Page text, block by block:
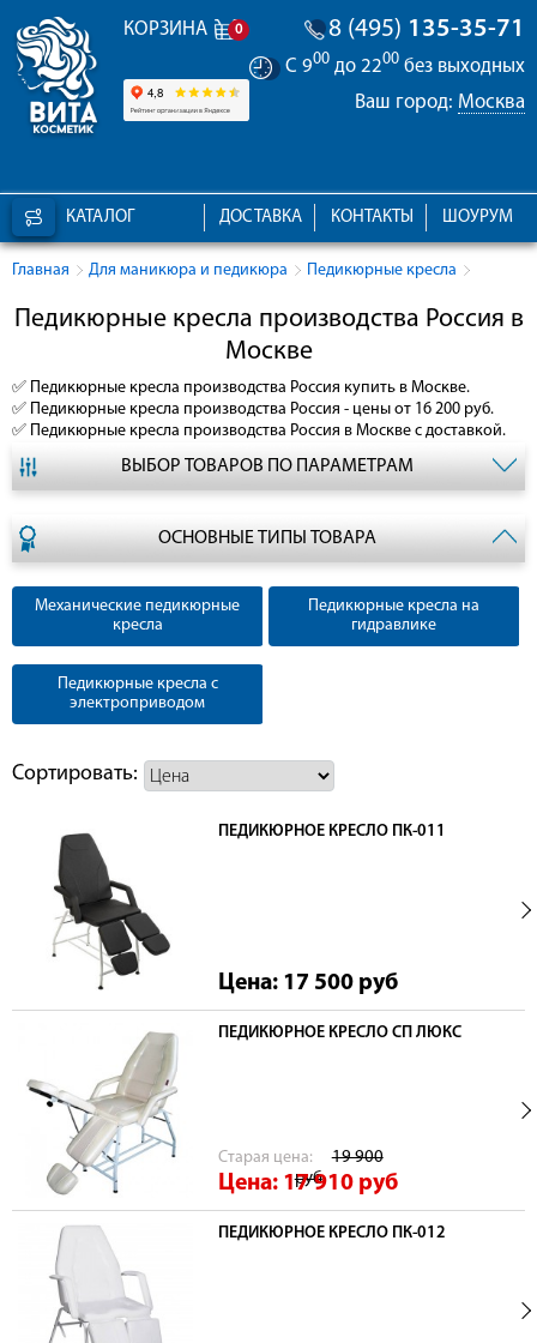
КОРЗИНА 0 8 (495) 135-35-71
С 900 до 2200 без выходных
Ваш город: Москва
КАТАЛОГ ШОУРУМ
КОНТАКТЫ
ДОСТАВКА
Главная Для маникюра и педикюра Педикюрные кресла
Педикюрные кресла производства Россия в
Москве
✅ Педикюрные кресла производства Россия купить в Москве.
✅ Педикюрные кресла производства Россия - цены от 16 200 руб.
✅ Педикюрные кресла производства Россия в Москве с доставкой.
ВЫБОР ТОВАРОВ ПО ПАРАМЕТРАМ
ОСНОВНЫЕ ТИПЫ ТОВАРА
Механические педикюрные
кресла
Педикюрные кресла на
гидравлике
Педикюрные кресла с
электроприводом
Сортировать:
ПЕДИКЮРНОЕ КРЕСЛО ПК-011
Цена: 17 500 руб
ПЕДИКЮРНОЕ КРЕСЛО СП ЛЮКС
Cтарая цена:
19 900
руб
Цена: 17 910 руб
ПЕДИКЮРНОЕ КРЕСЛО ПК-012